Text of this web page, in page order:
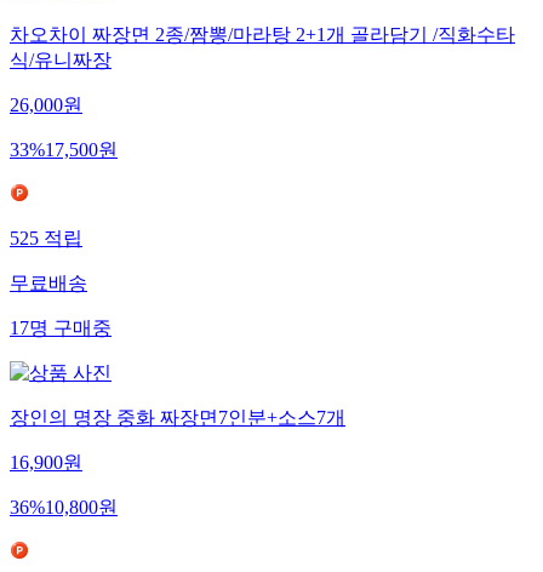
차오차이 짜장면 2종/짬뽕/마라탕 2+1개 골라담기 /직화수타
식/유니짜장
26,000원
33%17,500원
525적립
무료배송
17명구매중
장인의 명장 중화 짜장면7인분+소스7개
16,900원
36%10,800원